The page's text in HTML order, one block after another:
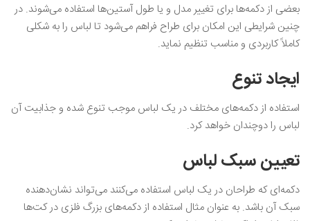
بعضی از دکمه‌ها برای تغییر مدل و یا طول آستین‌ها استفاده می‌شوند. در
چنین شرایطی این امکان برای طراح فراهم می‌شود تا لباس را به شکلی
کاملاً کاربردی و مناسب تنظیم نماید.
ایجاد تنوع
استفاده از دکمه‌های مختلف در یک لباس موجب تنوع شده و جذابیت آن
لباس را دوچندان خواهد کرد.
تعیین سبک لباس
دکمه‌ای که طراحان در یک لباس استفاده می‌کنند می‌تواند نشان‌دهنده
سبک آن باشد. به عنوان مثال استفاده از دکمه‌های بزرگ فلزی در کت‌ها